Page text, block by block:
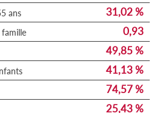
ans 31,02 %
0,93
49,85 %
41,13 %
74,57 %
25,43 %